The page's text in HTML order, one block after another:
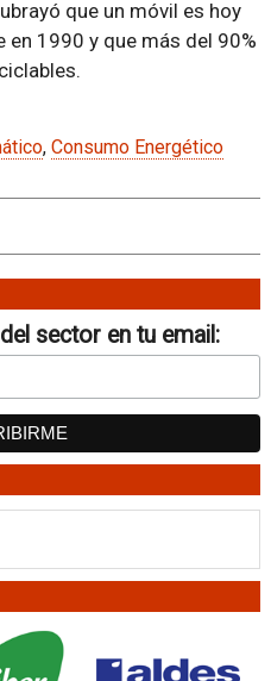
que un móvil es hoy
1990 y que más del 90%
, Consumo Energético
sector en tu email: